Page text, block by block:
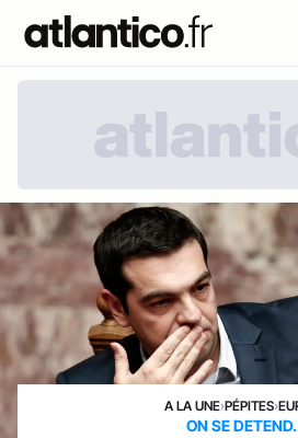
A LA UNE›PÉPITES›
ON SE